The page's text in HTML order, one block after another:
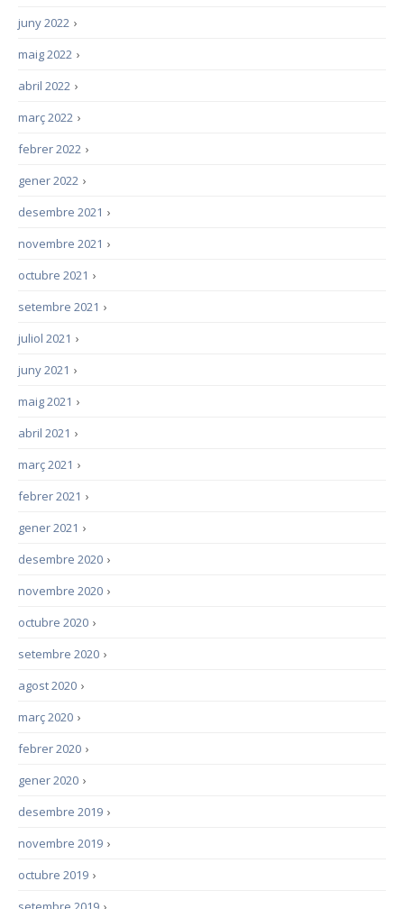
›
juny 2022
›
maig 2022
›
abril 2022
›
març 2022
›
febrer 2022
›
gener 2022
›
desembre 2021
›
novembre 2021
›
octubre 2021
›
setembre 2021
›
juliol 2021
›
juny 2021
›
maig 2021
›
abril 2021
›
març 2021
›
febrer 2021
›
gener 2021
›
desembre 2020
›
novembre 2020
›
octubre 2020
›
setembre 2020
›
agost 2020
›
març 2020
›
febrer 2020
›
gener 2020
›
desembre 2019
›
novembre 2019
›
octubre 2019